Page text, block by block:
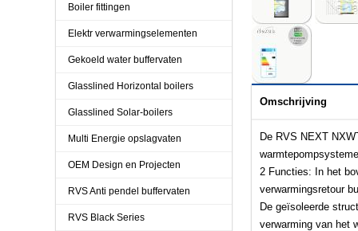
Boiler fittingen
Elektr verwarmingselementen
Gekoeld water buffervaten
Glasslined Horizontal boilers
Glasslined Solar-boilers
Multi Energie opslagvaten
OEM Design en Projecten
RVS Anti pendel buffervaten
RVS Black Series
Omschrijving
De RVS NEXT
2 Functies: In het
verwarmingsretour
De geïsoleerde
verwarming van het